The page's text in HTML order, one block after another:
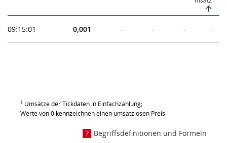
09:15:01 0,001 - - - -
1 Umsätze der Tickdaten in Einfachzählung;
Werte von 0 kennzeichnen einen umsatzlosen Preis
Begriffsdefinitionen und Formeln